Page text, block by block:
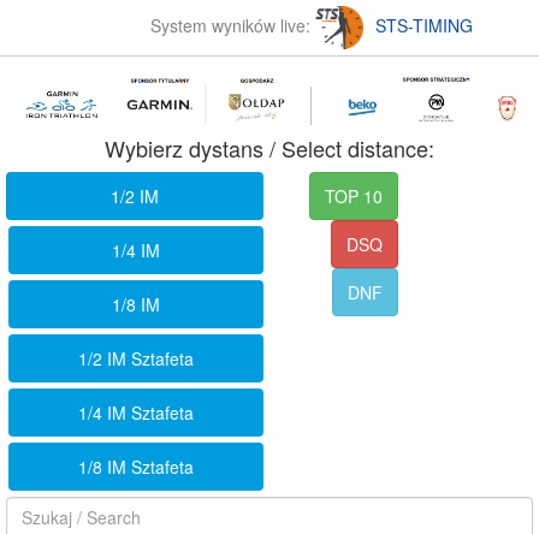
System wyników live: STS-TIMING
Wybierz dystans / Select distance:
1/2 IM
1/4 IM
1/8 IM
1/2 IM Sztafeta
1/4 IM Sztafeta
1/8 IM Sztafeta
TOP 10
DSQ
DNF